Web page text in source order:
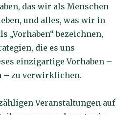
das wir als Menschen
und alles, was wir in
„Vorhaben“ bezeichnen,
die es uns
einzigartige Vorhaben –
– zu verwirklichen.
Veranstaltungen auf